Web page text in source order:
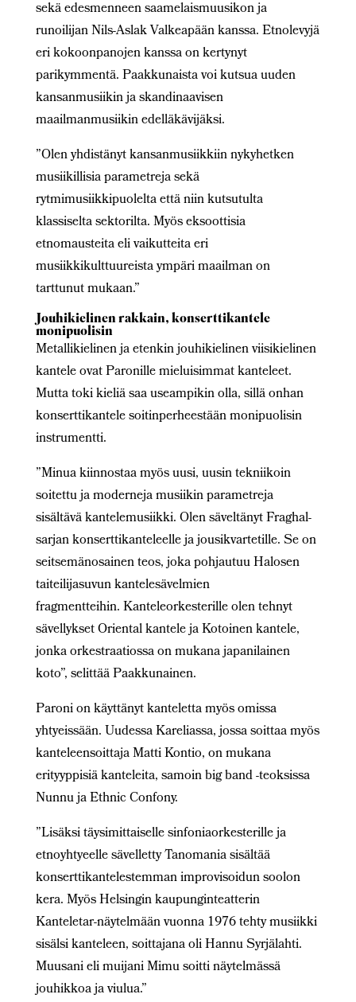
sekä edesmenneen saamelaismuusikon ja
runoilijan Nils-Aslak Valkeapään kanssa. Etnolevyjä
eri kokoonpanojen kanssa on kertynyt
parikymmentä. Paakkunaista voi kutsua uuden
kansanmusiikin ja skandinaavisen
maailmanmusiikin edelläkävijäksi.
”Olen yhdistänyt kansanmusiikkiin nykyhetken
musiikillisia parametreja sekä
rytmimusiikkipuolelta että niin kutsutulta
klassiselta sektorilta. Myös eksoottisia
etnomausteita eli vaikutteita eri
musiikkikulttuureista ympäri maailman on
tarttunut mukaan.”
Jouhikielinen rakkain, konserttikantele
monipuolisin
Metallikielinen ja etenkin jouhikielinen viisikielinen
kantele ovat Paronille mieluisimmat kanteleet.
Mutta toki kieliä saa useampikin olla, sillä onhan
konserttikantele soitinperheestään monipuolisin
instrumentti.
”Minua kiinnostaa myös uusi, uusin tekniikoin
soitettu ja moderneja musiikin parametreja
sisältävä kantelemusiikki. Olen säveltänyt Fraghal-
sarjan konserttikanteleelle ja jousikvartetille. Se on
seitsemänosainen teos, joka pohjautuu Halosen
taiteilijasuvun kantelesävelmien
fragmentteihin. Kanteleorkesterille olen tehnyt
sävellykset Oriental kantele ja Kotoinen kantele,
jonka orkestraatiossa on mukana japanilainen
koto”, selittää Paakkunainen.
Paroni on käyttänyt kanteletta myös omissa
yhtyeissään. Uudessa Kareliassa, jossa soittaa myös
kanteleensoittaja Matti Kontio, on mukana
erityyppisiä kanteleita, samoin big band -teoksissa
Nunnu ja Ethnic Confony.
”Lisäksi täysimittaiselle sinfoniaorkesterille ja
etnoyhtyeelle sävelletty Tanomania sisältää
konserttikantelestemman improvisoidun soolon
kera. Myös Helsingin kaupunginteatterin
Kanteletar-näytelmään vuonna 1976 tehty musiikki
sisälsi kanteleen, soittajana oli Hannu Syrjälahti.
Muusani eli muijani Mimu soitti näytelmässä
jouhikkoa ja viulua.”